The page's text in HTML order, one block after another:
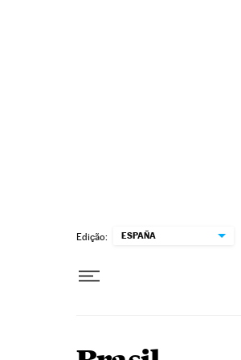
Edição: ESPAÑA